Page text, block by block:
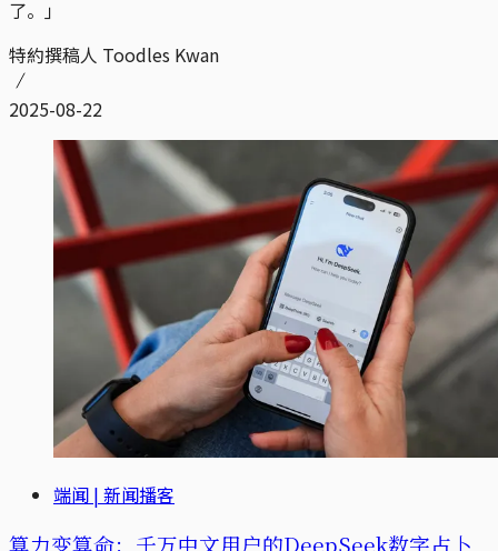
了。」
特約撰稿人 Toodles Kwan
2025-08-22
端闻 | 新闻播客
算力变算命：千万中文用户的DeepSeek数字占卜